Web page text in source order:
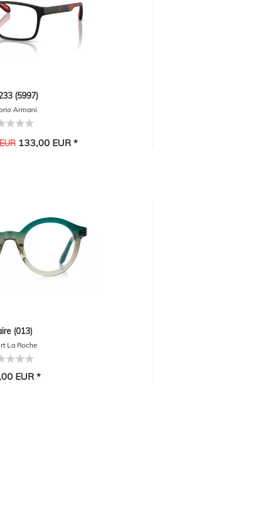
(5997)
Armani
133,00 EUR *
(013)
La Roche
EUR *